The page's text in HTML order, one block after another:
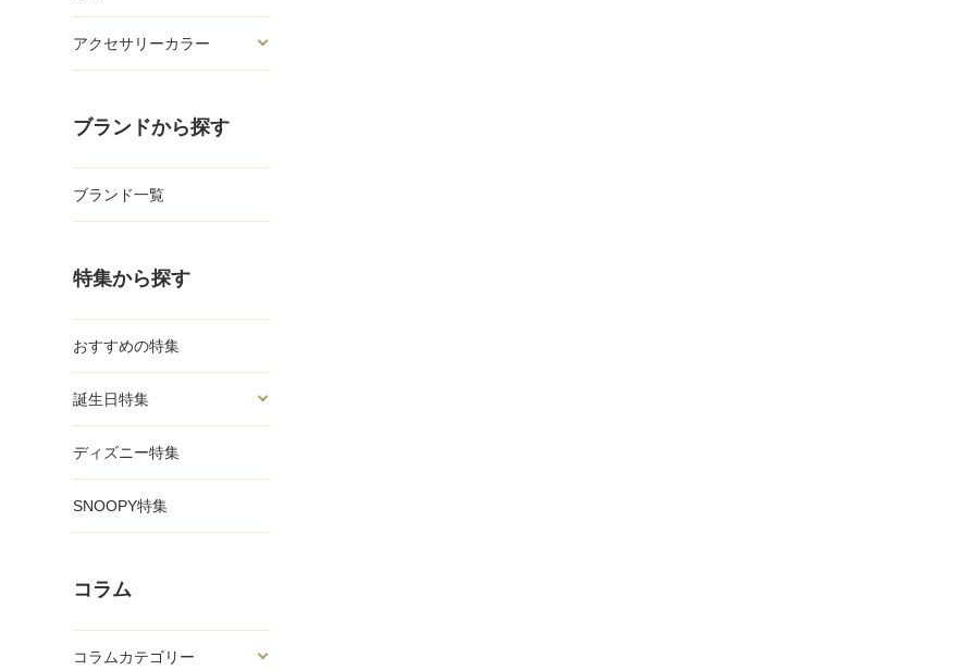
アクセサリーカラー
ブランドから探す
ブランド一覧
特集から探す
おすすめの特集
誕生日特集
ディズニー特集
SNOOPY特集
コラム
コラムカテゴリー